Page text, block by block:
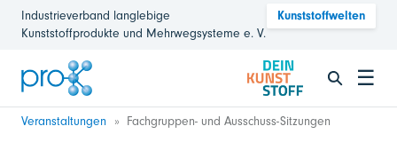
Industrieverband langlebige
Kunststoffprodukte und Mehrwegsysteme e. V.
Kunststoffwelten
☰
Veranstaltungen Fachgruppen- und Ausschuss-Sitzungen